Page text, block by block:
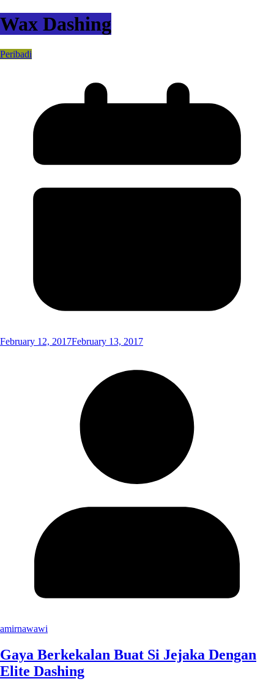
Wax Dashing
Peribadi
February 12, 2017February 13, 2017
amirnawawi
Gaya Berkekalan Buat Si Jejaka Dengan
Elite Dashing